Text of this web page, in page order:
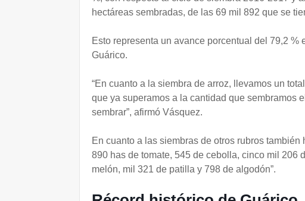
hectáreas sembradas, de las 69 mil 892 que se
Esto representa un avance porcentual del 79,2
Guárico.
“En cuanto a la siembra de arroz, llevamos un
que ya superamos a la cantidad que sembramos
sembrar”, afirmó Vásquez.
En cuanto a las siembras de otros rubros
890 has de tomate, 545 de cebolla, cinco mil 206
melón, mil 321 de patilla y 798 de algodón”.